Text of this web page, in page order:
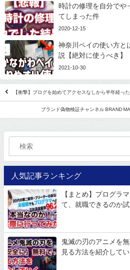
時計の修理を自分でや
てしまった件
2020-12-15
神奈川ペイの使い方と
説【絶対に使うべき】
2021-10-30
【衝撃】ブログを始めてアクセスなしから半年経っ
ブランド偽物検証チャンネル BRAND
人気記事ランキング
【まとめ】プログラ
て、就職できるのか試
鬼滅の刃のアニメを
見る方法を紹介してい